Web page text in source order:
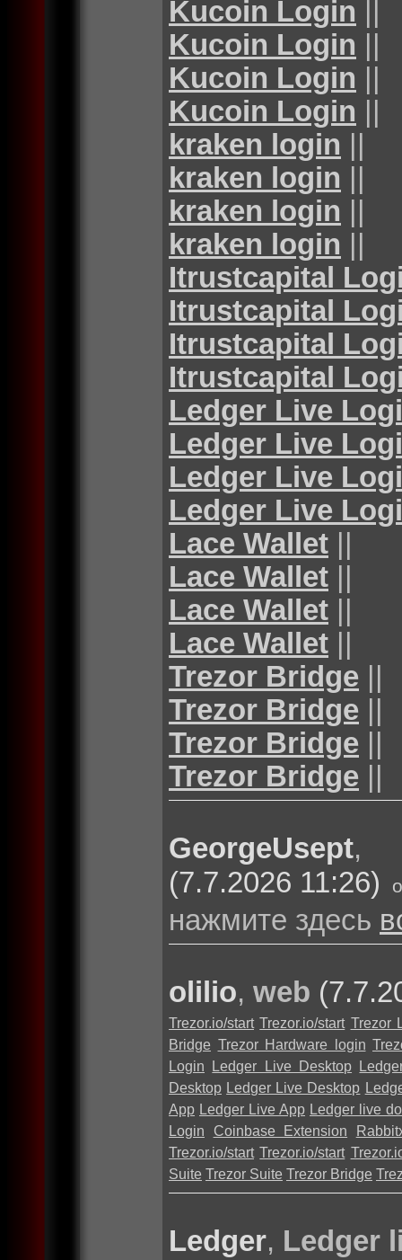
Kucoin Login ||
Kucoin Login ||
Kucoin Login ||
Kucoin Login ||
kraken login ||
kraken login ||
kraken login ||
kraken login ||
Itrustcapital
Itrustcapital
Itrustcapital
Itrustcapital
Ledger Live
Ledger Live
Ledger Live
Ledger Live
Lace Wallet ||
Lace Wallet ||
Lace Wallet ||
Lace Wallet ||
Trezor Bridge ||
Trezor Bridge ||
Trezor Bridge ||
Trezor Bridge ||
GeorgeUsept
(7.7.2026 11:26)
нажмите здесь
olilio, web
Trezor.io/start Trezor.io/start Trezor
Bridge Trezor Hardware login
Login
Ledger Live Desktop
Desktop Ledger Live Desktop
App Ledger Live App Ledger live
Login
Coinbase Extension
Trezor.io/start Trezor.io/start
Suite Trezor Suite Trezor Bridge
Ledger, Ledger